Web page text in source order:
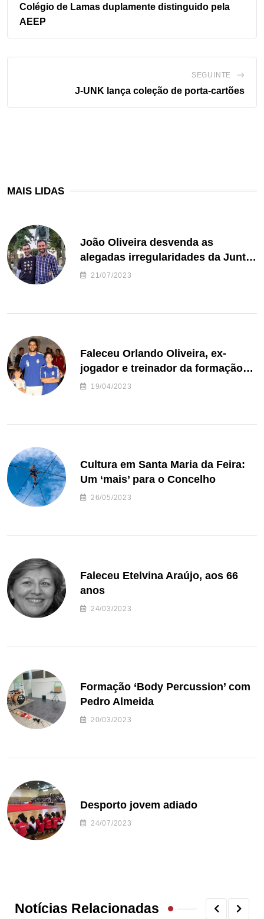
Colégio de Lamas duplamente distinguido pela
AEEP
SEGUINTE
J-UNK lança coleção de porta-cartões
MAIS LIDAS
João Oliveira desvenda as
alegadas irregularidades da Junta
de Freguesia S. João de Ver
21/07/2023
Faleceu Orlando Oliveira, ex-
jogador e treinador da formação
de andebol do Feirense
19/04/2023
Cultura em Santa Maria da Feira:
Um ‘mais’ para o Concelho
26/05/2023
Faleceu Etelvina Araújo, aos 66
anos
24/03/2023
Formação ‘Body Percussion’ com
Pedro Almeida
20/03/2023
Desporto jovem adiado
24/07/2023
Notícias Relacionadas